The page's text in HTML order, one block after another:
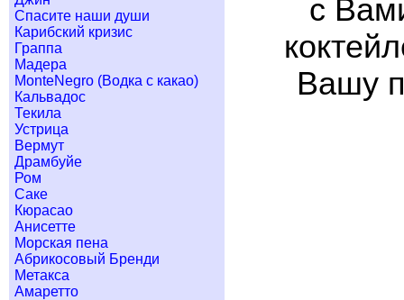
Спасите наши души
Карибский кризис
Граппа
Мадера
MonteNegro (Водка с какао)
Кальвадос
Текила
Устрица
Вермут
Драмбуйе
Ром
Саке
Кюрасао
Анисетте
Морская пена
Абрикосовый Бренди
Метакса
Амаретто
с
Вашу